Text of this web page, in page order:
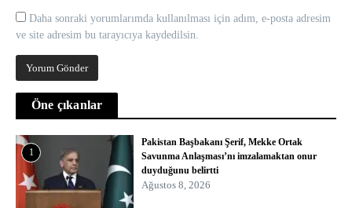
Daha sonraki yorumlarımda kullanılması için adım, e-posta adresim
ve site adresim bu tarayıcıya kaydedilsin.
Öne çıkanlar
1
Pakistan Başbakanı Şerif, Mekke Ortak
Savunma Anlaşması’nı imzalamaktan onur
duyduğunu belirtti
Ağustos 8, 2026